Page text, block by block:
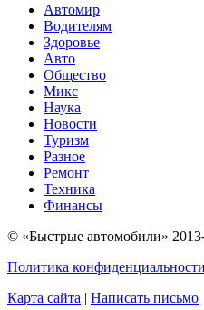
Автомир
Водителям
Здоровье
Авто
Общество
Микс
Наука
Новости
Туризм
Разное
Ремонт
Техника
Финансы
© «Быстрые автомобили»
Политика конфиденциальности
Карта сайта | Написать письмо